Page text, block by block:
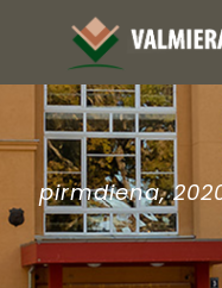
pirmdiena,